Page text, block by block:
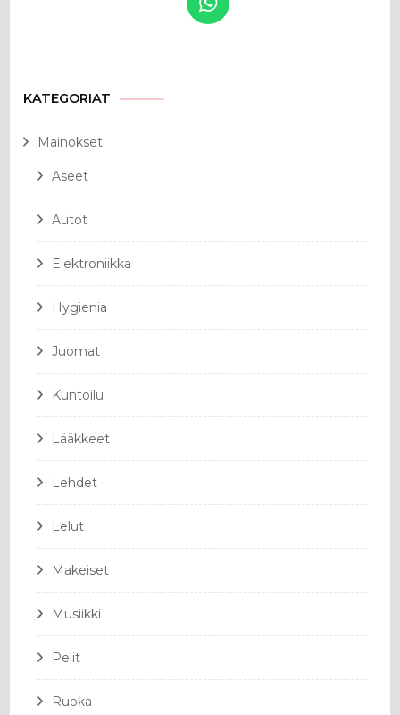
KATEGORIAT
Mainokset
Aseet
Autot
Elektroniikka
Hygienia
Juomat
Kuntoilu
Lääkkeet
Lehdet
Lelut
Makeiset
Musiikki
Pelit
Ruoka